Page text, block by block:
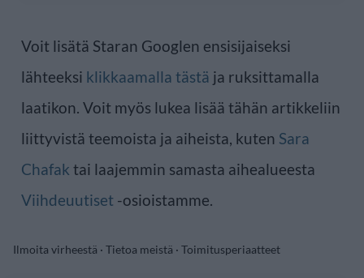
Voit lisätä Staran Googlen ensisijaiseksi
lähteeksi klikkaamalla tästä ja ruksittamalla
laatikon. Voit myös lukea lisää tähän artikkeliin
liittyvistä teemoista ja aiheista, kuten Sara
Chafak tai laajemmin samasta aihealueesta
Viihdeuutiset -osioistamme.
Ilmoita virheestä · Tietoa meistä · Toimitusperiaatteet